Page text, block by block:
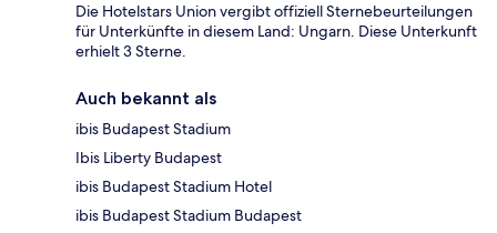
Die Hotelstars Union vergibt offiziell Sternebeurteilungen
für Unterkünfte in diesem Land: Ungarn. Diese Unterkunft
erhielt 3 Sterne.
Auch bekannt als
ibis Budapest Stadium
Ibis Liberty Budapest
ibis Budapest Stadium Hotel
ibis Budapest Stadium Budapest